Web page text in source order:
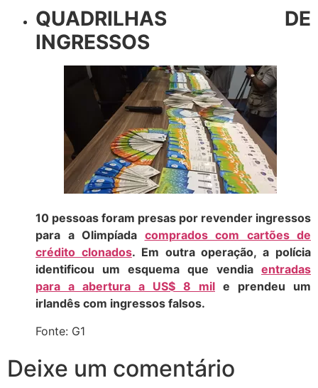
QUADRILHAS DE
INGRESSOS
10 pessoas foram presas por revender ingressos
para a Olimpíada comprados com cartões de
crédito clonados. Em outra operação, a polícia
identificou um esquema que vendia entradas
para a abertura a US$ 8 mil e prendeu um
irlandês com ingressos falsos.
Fonte: G1
Deixe um comentário